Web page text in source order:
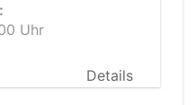
Uhr
Details